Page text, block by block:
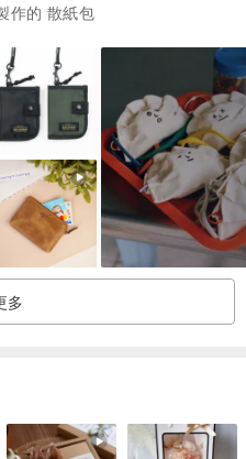
＿＿＿＿＿＿＿
感不同將與實品造成些微色差，
作的 散紙包
多